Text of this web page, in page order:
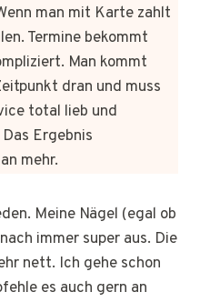
man mit Karte zahlt
Termine bekommt
Man kommt
dran und muss
total lieb und
Ergebnis
mehr.
Meine Nägel (egal ob
immer super aus. Die
nett. Ich gehe schon
es auch gern an